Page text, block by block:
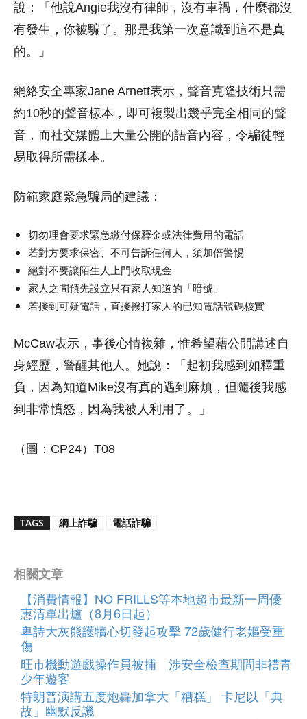
說：「他說Angie我沒有律師，沒有車禍，什麼都沒
有發生，你被騙了。那是我第一次意識到這不是真
的。」
網絡安全專家Jane Arnett表示，聲音克隆技術只需
約10秒的聲音樣本，即可複製出幾乎完全相同的聲
音，而社交媒體上大量公開的語音內容，令騙徒輕
易取得所需樣本。
防範家庭緊急騙局的建議：
切勿理會要求緊急繳付保釋金或法律費用的電話
若對方要求保密、不可告訴任何人，須加倍警惕
絕對不要讓陌生人上門收取現金
家人之間預先設立只有家人知道的「暗號」
若接到可疑電話，直接撥打家人的已知電話號碼核實
McCaw表示，事後心情複雜，惟希望藉公開講述自
身經歷，警醒其他人。她說：「起初我感到如釋重
負，因為知道Mike沒有真的遇到麻煩，但隨後我感
到非常憤怒，因為我被人利用了。」
（圖：CP24）T08
TAGS 網上詐騙 電話詐騙
相關文章
【消費情報】NO FRILLS等本地超市最新一周優
惠清單出爐（8月6日起）
卑詩大灰熊護犢心切發起攻擊 72歲健行老嫗受重
傷
旺市機動遊戲操作員被捕 涉安全檢查期間非禮青
少年遊客
特朗普演講五度炮轟加拿大「糟糕」 卡尼以「典
故」幽默反譏